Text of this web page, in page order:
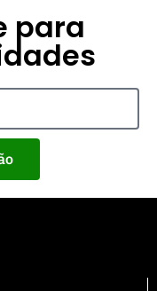
para